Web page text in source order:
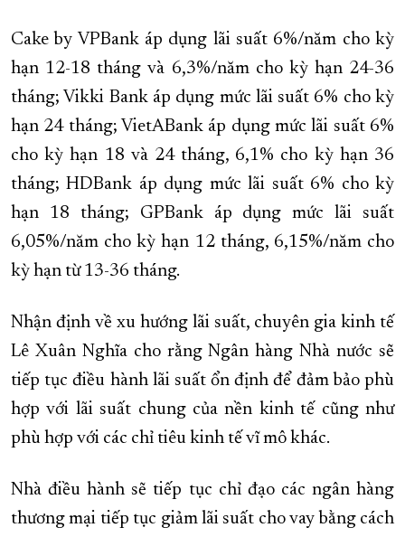
Cake by VPBank áp dụng lãi suất 6%/năm cho kỳ
hạn 12-18 tháng và 6,3%/năm cho kỳ hạn 24-36
tháng; Vikki Bank áp dụng mức lãi suất 6% cho kỳ
hạn 24 tháng; VietABank áp dụng mức lãi suất 6%
cho kỳ hạn 18 và 24 tháng, 6,1% cho kỳ hạn 36
tháng; HDBank áp dụng mức lãi suất 6% cho kỳ
hạn 18 tháng; GPBank áp dụng mức lãi suất
6,05%/năm cho kỳ hạn 12 tháng, 6,15%/năm cho
kỳ hạn từ 13-36 tháng.
Nhận định về xu hướng lãi suất, chuyên gia kinh tế
Lê Xuân Nghĩa cho rằng Ngân hàng Nhà nước sẽ
tiếp tục điều hành lãi suất ổn định để đảm bảo phù
hợp với lãi suất chung của nền kinh tế cũng như
phù hợp với các chỉ tiêu kinh tế vĩ mô khác.
Nhà điều hành sẽ tiếp tục chỉ đạo các ngân hàng
thương mại tiếp tục giảm lãi suất cho vay bằng cách